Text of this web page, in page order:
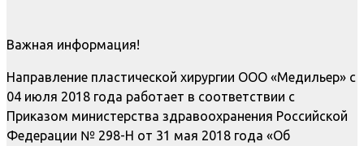
Важная информация!
Направление пластической хирургии ООО «Медильер» с
04 июля 2018 года работает в соответствии с
Приказом министерства здравоохранения Российской
Федерации № 298-Н от 31 мая 2018 года «Об